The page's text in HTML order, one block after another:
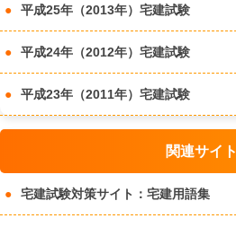
平成25年（2013年）宅建試験
平成24年（2012年）宅建試験
平成23年（2011年）宅建試験
関連サイト
宅建試験対策サイト：宅建用語集